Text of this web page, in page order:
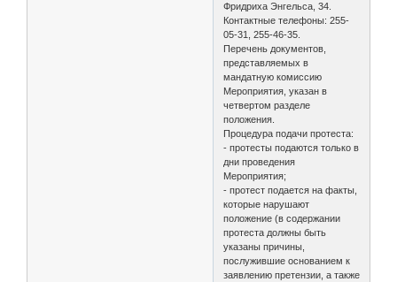
Фридриха Энгельса, 34.
Контактные телефоны: 255-
05-31, 255-46-35.
Перечень документов,
представляемых в
мандатную комиссию
Мероприятия, указан в
четвертом разделе
положения.
Процедура подачи протеста:
- протесты подаются только в
дни проведения
Мероприятия;
- протест подается на факты,
которые нарушают
положение (в содержании
протеста должны быть
указаны причины,
послужившие основанием к
заявлению претензии, а также